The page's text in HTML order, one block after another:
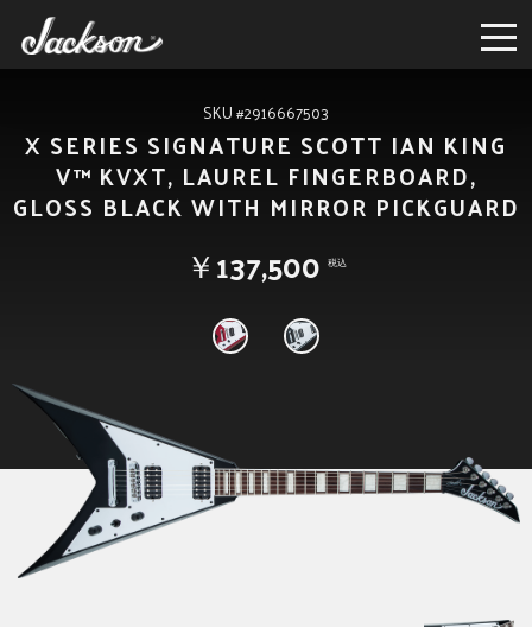
SKU #2916667503
X SERIES SIGNATURE SCOTT IAN KING
V™ KVXT, LAUREL FINGERBOARD,
GLOSS BLACK WITH MIRROR PICKGUARD
￥137,500 税込